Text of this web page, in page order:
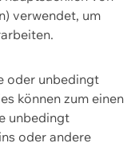
verwendet, um
oder unbedingt
können zum einen
unbedingt
oder andere